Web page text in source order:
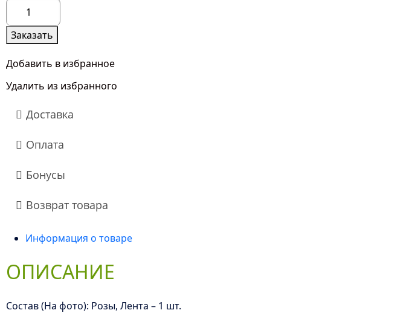
товара
101
Красная
и
Роза
см.)
Заказать
Добавить в избранное
Удалить из избранного
Доставка
Оплата
Бонусы
Возврат товара
Информация о товаре
ОПИСАНИЕ
Состав (На фото): Розы, Лента – 1 шт.